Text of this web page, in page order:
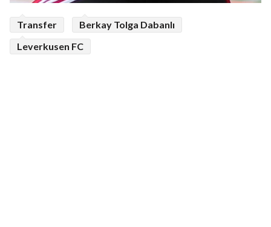
Transfer
Berkay Tolga Dabanlı
Leverkusen FC